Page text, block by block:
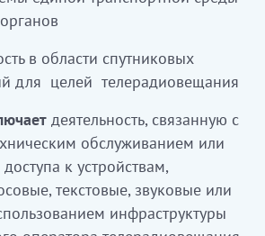
қызметтікіреді
саласындағы
хабарларын
операторы желісіндегі
пайдалана отырып дауыстық,
немесе бейне деректерді
пайдалану, техникалық
в области спутниковых
для целей телерадиовещания
деятельность, связанную с
обслуживанием или
к устройствам,
текстовые, звуковые или
инфраструктуры